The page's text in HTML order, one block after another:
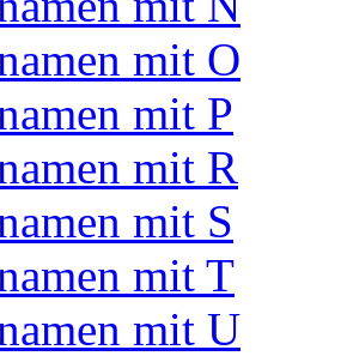
mit O
mit P
mit R
mit S
mit T
mit U